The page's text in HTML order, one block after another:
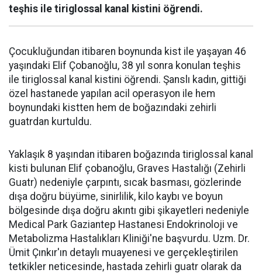
teşhis ile tiriglossal kanal kistini öğrendi.
Çocukluğundan itibaren boynunda kist ile yaşayan 46
yaşındaki Elif Çobanoğlu, 38 yıl sonra konulan teşhis
ile tiriglossal kanal kistini öğrendi. Şanslı kadın, gittiği
özel hastanede yapılan acil operasyon ile hem
boynundaki kistten hem de boğazındaki zehirli
guatrdan kurtuldu.
Yaklaşık 8 yaşından itibaren boğazında tiriglossal kanal
kisti bulunan Elif çobanoğlu, Graves Hastalığı (Zehirli
Guatr) nedeniyle çarpıntı, sıcak basması, gözlerinde
dışa doğru büyüme, sinirlilik, kilo kaybı ve boyun
bölgesinde dışa doğru akıntı gibi şikayetleri nedeniyle
Medical Park Gaziantep Hastanesi Endokrinoloji ve
Metabolizma Hastalıkları Kliniği'ne başvurdu. Uzm. Dr.
Ümit Çınkır'ın detaylı muayenesi ve gerçekleştirilen
tetkikler neticesinde, hastada zehirli guatr olarak da